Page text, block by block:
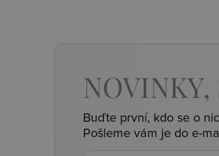
NOVINKY,
Buďte první, kdo se o
Pošleme vám je do e-